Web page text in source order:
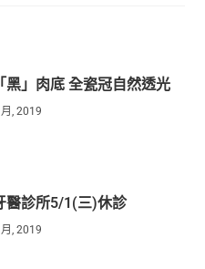
」肉底 全瓷冠自然透光
, 2019
醫診所5/1(三)休診
, 2019